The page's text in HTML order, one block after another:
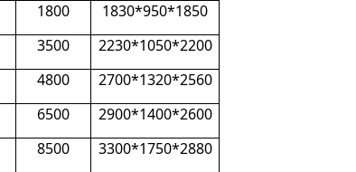
1800
1830*950*1850
3500
2230*1050*2200
4800
2700*1320*2560
6500
2900*1400*2600
8500
3300*1750*2880